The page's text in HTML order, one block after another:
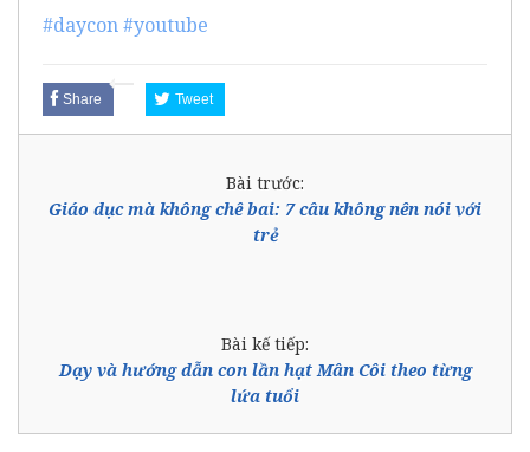
#daycon#youtube
Share Tweet
Bài trước:
Giáo dục mà không chê bai: 7 câu không nên nói với
trẻ
Bài kế tiếp:
Dạy và hướng dẫn con lần hạt Mân Côi theo từng
lứa tuổi